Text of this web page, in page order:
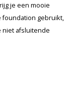
je een mooie
foundation gebruikt,
niet afsluitende